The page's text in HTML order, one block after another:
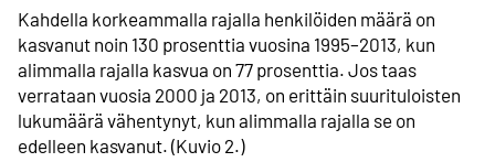
Kahdella korkeammalla rajalla henkilöiden määrä on
kasvanut noin 130 prosenttia vuosina 1995–2013, kun
alimmalla rajalla kasvua on 77 prosenttia. Jos taas
verrataan vuosia 2000 ja 2013, on erittäin suurituloisten
lukumäärä vähentynyt, kun alimmalla rajalla se on
edelleen kasvanut. (Kuvio 2.)